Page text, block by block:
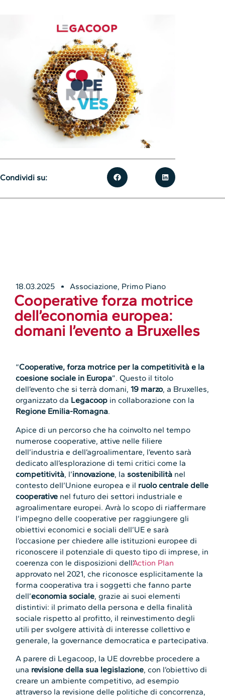
18.03.2025 Associazione, Primo Piano
Cooperative forza motrice
dell’economia europea:
domani l’evento a Bruxelles
“Cooperative, forza motrice per la competitività e la
coesione sociale in Europa”. Questo il titolo
dell’evento che si terrà domani,19 marzo, a Bruxelles,
organizzato da Legacoop in collaborazione con la
Regione Emilia-Romagna.
Apice di un percorso che ha coinvolto nel tempo
numerose cooperative, attive nelle filiere
dell’industria e dell’agroalimentare, l’evento sarà
dedicato all’esplorazione di temi critici come la
competitività, l’innovazione, la sostenibilità nel
contesto dell’Unione europea e il ruolo centrale delle
cooperative nel futuro dei settori industriale e
agroalimentare europei. Avrà lo scopo di riaffermare
l’impegno delle cooperative per raggiungere gli
obiettivi economici e sociali dell’UE e sarà
l’occasione per chiedere alle istituzioni europee di
riconoscere il potenziale di questo tipo di imprese, in
coerenza con le disposizioni dell’Action Plan
approvato nel 2021, che riconosce esplicitamente la
forma cooperativa tra i soggetti che fanno parte
dell’economia sociale, grazie ai suoi elementi
distintivi: il primato della persona e della finalità
sociale rispetto al profitto, il reinvestimento degli
utili per svolgere attività di interesse collettivo e
generale, la governance democratica e partecipativa.
A parere di Legacoop, la UE dovrebbe procedere a
una revisione della sua legislazione, con l’obiettivo di
creare un ambiente competitivo, ad esempio
attraverso la revisione delle politiche di concorrenza,
Condividi su: